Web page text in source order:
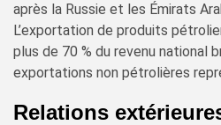
après la Russie et les Émirats
L’exportation de produits
plus de 70 % du revenu national
exportations non pétrolières
Relations